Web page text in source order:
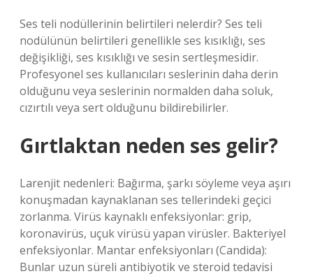
Ses teli nodüllerinin belirtileri nelerdir? Ses teli
nodülünün belirtileri genellikle ses kısıklığı, ses
değişikliği, ses kısıklığı ve sesin sertleşmesidir.
Profesyonel ses kullanıcıları seslerinin daha derin
olduğunu veya seslerinin normalden daha soluk,
cızırtılı veya sert olduğunu bildirebilirler.
Gırtlaktan neden ses gelir?
Larenjit nedenleri: Bağırma, şarkı söyleme veya aşırı
konuşmadan kaynaklanan ses tellerindeki geçici
zorlanma. Virüs kaynaklı enfeksiyonlar: grip,
koronavirüs, uçuk virüsü yapan virüsler. Bakteriyel
enfeksiyonlar. Mantar enfeksiyonları (Candida):
Bunlar uzun süreli antibiyotik ve steroid tedavisi